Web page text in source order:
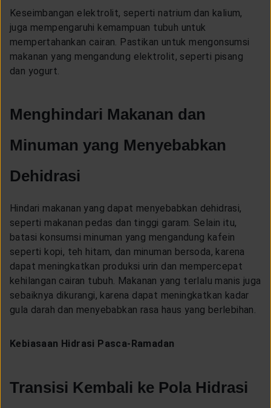
Keseimbangan elektrolit, seperti natrium dan kalium,
juga mempengaruhi kemampuan tubuh untuk
mempertahankan cairan. Pastikan untuk mengonsumsi
makanan yang mengandung elektrolit, seperti pisang
dan yogurt.
Menghindari Makanan dan
Minuman yang Menyebabkan
Dehidrasi
Hindari makanan yang dapat menyebabkan dehidrasi,
seperti makanan pedas dan tinggi garam. Selain itu,
batasi konsumsi minuman yang mengandung kafein
seperti kopi, teh hitam, dan minuman bersoda, karena
dapat meningkatkan produksi urin dan mempercepat
kehilangan cairan tubuh. Makanan yang terlalu manis juga
sebaiknya dikurangi, karena dapat meningkatkan kadar
gula darah dan menyebabkan rasa haus yang berlebihan.
Kebiasaan Hidrasi Pasca-Ramadan
Transisi Kembali ke Pola Hidrasi